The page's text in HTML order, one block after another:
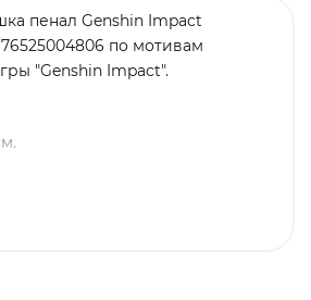
пенал Genshin Impact
по мотивам
"Genshin Impact".
официально лицензированный